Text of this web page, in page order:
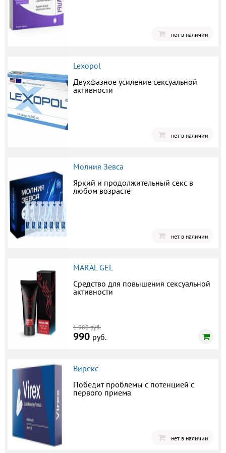
нет в наличии
Lexopol
Двухфазное усиление сексуальной
активности
нет в наличии
Молния Зевса
Яркий и продолжительный секс в
любом возрасте
нет в наличии
MARAL GEL
Средство для повышения сексуальной
активности
1 980 руб.
990 руб.
Вирекс
Победит проблемы с потенцией с
первого приема
нет в наличии